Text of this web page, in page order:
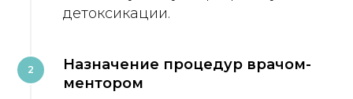
детоксикации.
2
Назначение процедур врачом-
ментором